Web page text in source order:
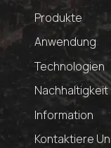
Produkte
Anwendung
Technologien
Nachhaltigkeit
Information
Kontaktiere